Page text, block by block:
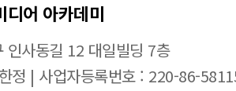
디어 아카데미
인사동길 12 대일빌딩 7층
정 | 사업자등록번호 : 220-86-